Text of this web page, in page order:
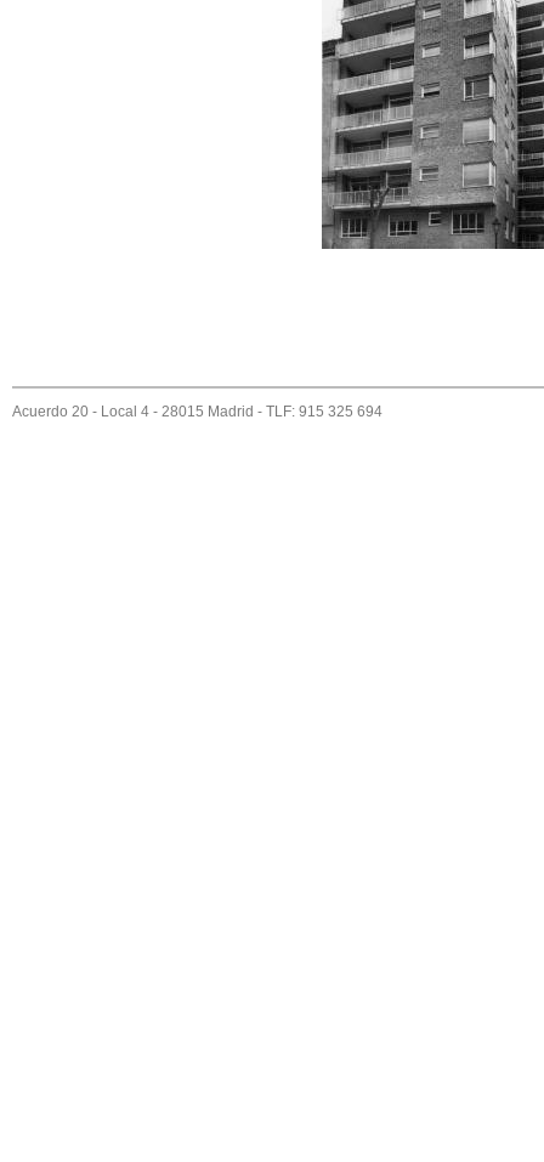
FACHADA CALLE
Acuerdo 20 - Local 4 - 28015 Madrid - TLF: 915 325 694